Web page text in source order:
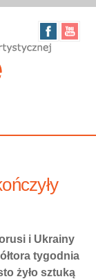
i Ukrainy
tygodnia
żyło sztuką